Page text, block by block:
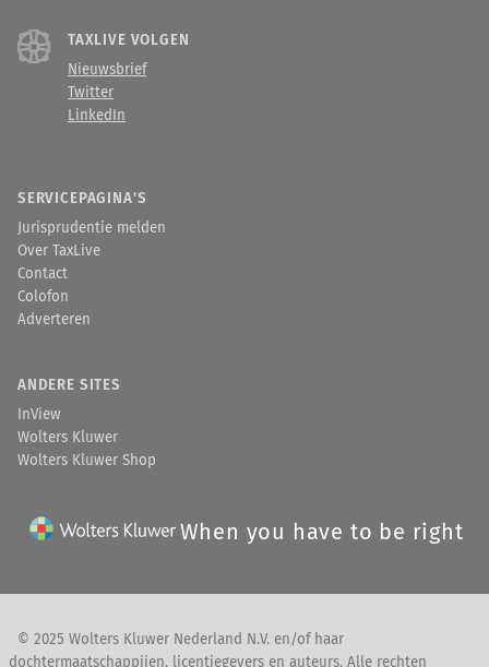
TAXLIVE VOLGEN
Nieuwsbrief
Twitter
LinkedIn
SERVICEPAGINA'S
Jurisprudentie melden
Over TaxLive
Contact
Colofon
Adverteren
ANDERE SITES
InView
Wolters Kluwer
Wolters Kluwer Shop
When you have to be right
© 2025 Wolters Kluwer Nederland N.V. en/of haar
dochtermaatschappijen, licentiegevers en auteurs. Alle rechten